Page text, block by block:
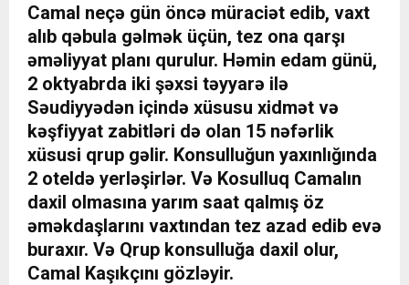
Camal neçə gün öncə müraciət edib, vaxt
alıb qəbula gəlmək üçün, tez ona qarşı
əməliyyat planı qurulur. Həmin edam günü,
2 oktyabrda iki şəxsi təyyarə ilə
Səudiyyədən içində xüsusu xidmət və
kəşfiyyat zabitləri də olan 15 nəfərlik
xüsusi qrup gəlir. Konsulluğun yaxınlığında
2 oteldə yerləşirlər. Və Kosulluq Camalın
daxil olmasına yarım saat qalmış öz
əməkdaşlarını vaxtından tez azad edib evə
buraxır. Və Qrup konsulluğa daxil olur,
Camal Kaşıkçını gözləyir.